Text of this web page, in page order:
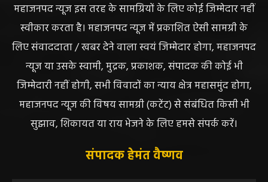
महाजनपद न्यूज इस तरह के सामग्रियों के लिए कोई जिम्मेदार नहीं
स्वीकार करता है। महाजनपद न्यूज में प्रकाशित ऐसी सामग्री के
लिए संवाददाता / खबर देने वाला स्वयं जिम्मेदार होगा, महाजनपद
न्यूज या उसके स्वामी, मुद्रक, प्रकाशक, संपादक की कोई भी
जिम्मेदारी नहीं होगी, सभी विवादों का न्याय क्षेत्र महासमुंद होगा,
महाजनपद न्यूज की विषय सामग्री (कटेंट) से संबंधित किसी भी
सुझाव, शिकायत या राय भेजने के लिए हमसे संपर्क करें।
संपादक हेमंत वैष्णव